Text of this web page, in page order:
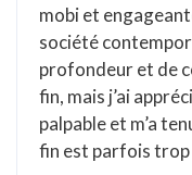
mobi et
société
profondeur et de
fin, mais j’ai
palpable et m’a
fin est parfois